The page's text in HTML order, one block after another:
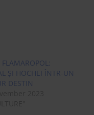
ȘI HOCHEI ÎNTR-UN
DESTIN